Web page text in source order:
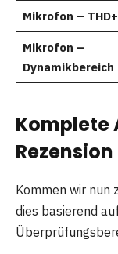
Mikrofon –
Mikrofon –
Dynamikbereich
Komplete
Rezension
Kommen wir nun
dies basierend